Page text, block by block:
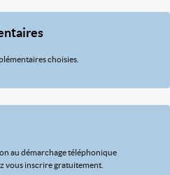
choisies.
au démarchage téléphonique
vous inscrire gratuitement.